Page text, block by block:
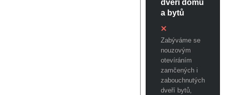
dveří domů
a bytů
Zabýváme se
nouzovým
otevíráním
zamčených i
zabouchnutých
dveří bytů,